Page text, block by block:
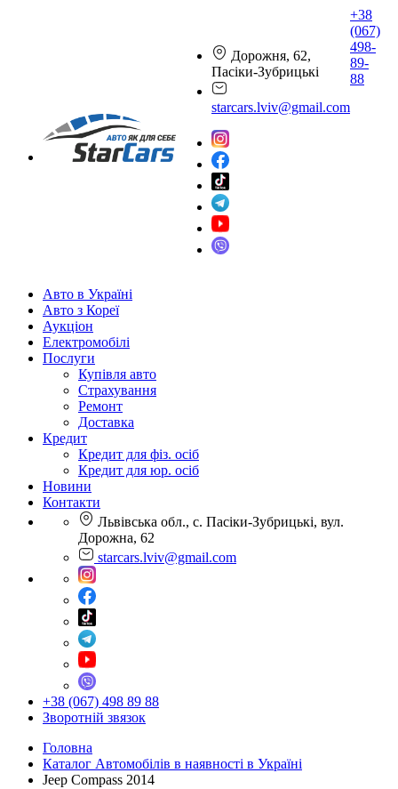
Дорожня, 62,
Пасіки-Зубрицькі
starcars.lviv@gmail.com
+38
(067)
498-
89-
88
Авто в Україні
Авто з Кореї
Аукціон
Електромобілі
Послуги
Купівля авто
Страхування
Ремонт
Доставка
Кредит
Кредит для фіз. осіб
Кредит для юр. осіб
Новини
Контакти
Львівська обл., с. Пасіки-Зубрицькі, вул.
Дорожна, 62
starcars.lviv@gmail.com
+38 (067) 498 89 88
Зворотній звязок
Головна
Каталог Автомобілів в наявності в Україні
Jeep Compass 2014